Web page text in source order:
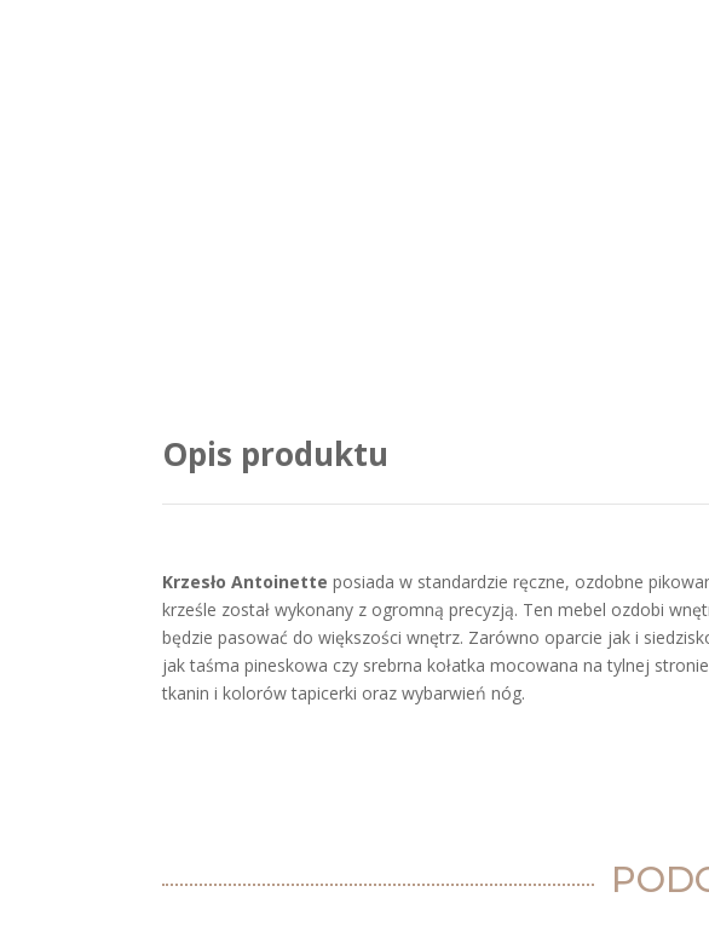
Opis produktu
Krzesło Antoinette posiada w standardzie ręczne, ozdobne
krześle został wykonany z ogromną precyzją. Ten mebel ozdobi
będzie pasować do większości wnętrz. Zarówno oparcie jak i
jak taśma pineskowa czy srebrna kołatka mocowana na tylnej
tkanin i kolorów tapicerki oraz wybarwień nóg.